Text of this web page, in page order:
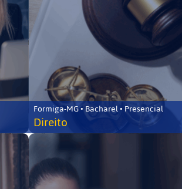
Formiga-MG • Bacharel • Presencial
Direito